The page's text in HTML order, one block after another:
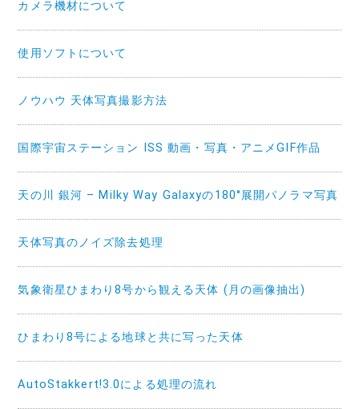
カメラ機材について
使用ソフトについて
ノウハウ 天体写真撮影方法
国際宇宙ステーション ISS 動画・写真・アニメGIF作品
天の川 銀河 – Milky Way Galaxyの180°展開パノラマ写真
天体写真のノイズ除去処理
気象衛星ひまわり8号から観える天体 (月の画像抽出)
ひまわり8号による地球と共に写った天体
AutoStakkert!3.0による処理の流れ